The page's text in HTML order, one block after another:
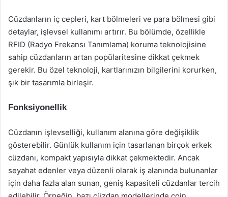
Cüzdanların iç cepleri, kart bölmeleri ve para bölmesi gibi
detaylar, işlevsel kullanımı artırır. Bu bölümde, özellikle
RFID (Radyo Frekansı Tanımlama) koruma teknolojisine
sahip cüzdanların artan popülaritesine dikkat çekmek
gerekir. Bu özel teknoloji, kartlarınızın bilgilerini korurken,
şık bir tasarımla birleşir.
Fonksiyonellik
Cüzdanın işlevselliği, kullanım alanına göre değişiklik
gösterebilir. Günlük kullanım için tasarlanan birçok erkek
cüzdanı, kompakt yapısıyla dikkat çekmektedir. Ancak
seyahat edenler veya düzenli olarak iş alanında bulunanlar
için daha fazla alan sunan, geniş kapasiteli cüzdanlar tercih